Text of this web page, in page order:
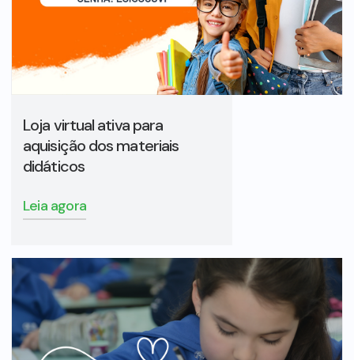
Loja virtual ativa para
aquisição dos materiais
didáticos
Leia agora